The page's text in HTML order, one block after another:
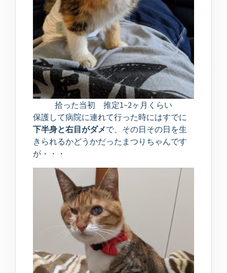
拾った当初 推定1~2ヶ月くらい
保護して病院に連れて行った時にはすでに
下半身と右目がダメで、その日その日を生
きられるかどうかだったまつりちゃんです
が・・・